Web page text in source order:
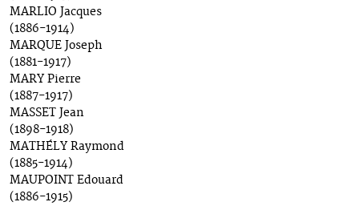
MARLIO Jacques
(1886-1914)
MARQUE Joseph
(1881-1917)
MARY Pierre
(1887-1917)
MASSET Jean
(1898-1918)
MATHÉLY Raymond
(1885-1914)
MAUPOINT Edouard
(1886-1915)